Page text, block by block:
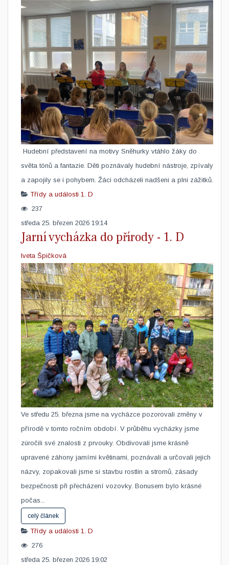
​ Hudební představení na motivy Sněhurky vtáhlo žáky do
světa tónů a fantazie. Děti poznávaly hudební nástroje, zpívaly
a zapojily se i pohybem. Žáci odcházeli nadšeni a plni zážitků.
Třídy a události 1. D
237
středa 25. březen 2026 19:14
​Jarní vycházka do přírody - 1. D
Iveta Špičková
Ve středu 25. března jsme na vycházce pozorovali změny v
přírodě v tomto ročním období. V průběhu vycházky jsme
zúročili své znalosti z prvouky. Obdivovali jsme krásně
upravené záhony jarními květinami, poznávali a určovali jejich
názvy, zopakovali jsme si stavbu rostlin a stromů, zásady
bezpečnosti při přecházení vozovky. Bonusem bylo krásné
počas...
celý článek
Třídy a události 1. D
276
středa 25. březen 2026 19:02